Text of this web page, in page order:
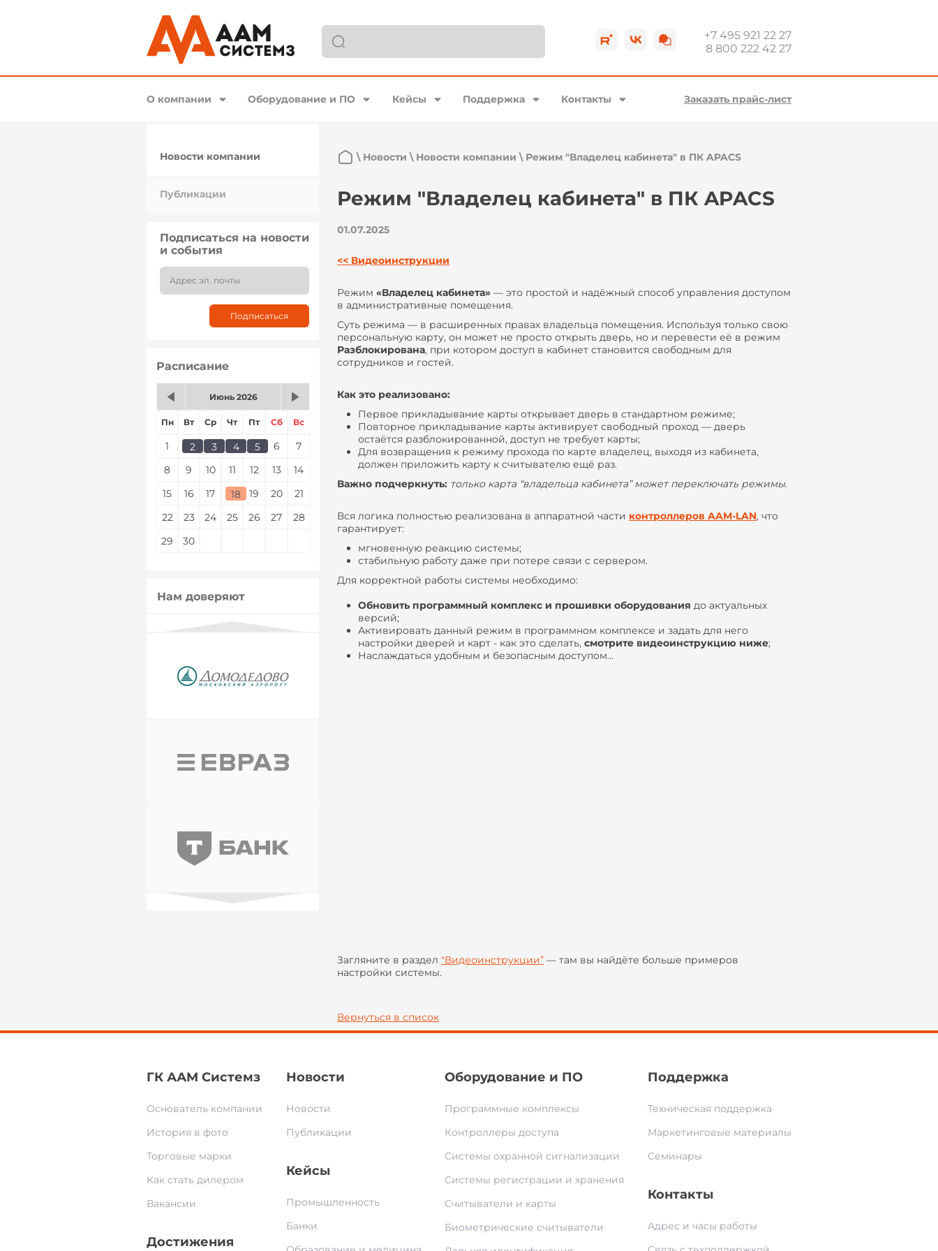
+7 495 921 22 27
8 800 222 42 27
О компании Оборудование и ПО Кейсы Поддержка Контакты Заказать прайс-лист
Новости компании
Публикации
Подписаться на новости
и события
Расписание
Июнь 2026
Пн Вт Ср Чт Пт Сб Вс
1 22 33 44 55 6
7
8
9 10 11 12 13
14
15
16 17 18
18 19 20
21
22
23 24 25 26 27
28
29
30
Нам доверяют
\ Новости \ Новости компании \ Режим "Владелец кабинета" в ПК APACS
Режим "Владелец кабинета" в ПК APACS
01.07.2025
<< Видеоинструкции
Режим «Владелец кабинета» — это простой и надёжный способ управления доступом
в административные помещения.
Суть режима — в расширенных правах владельца помещения. Используя только свою
персональную карту, он может не просто открыть дверь, но и перевести её в режим
Разблокирована, при котором доступ в кабинет становится свободным для
сотрудников и гостей.
Как это реализовано:
Первое прикладывание карты открывает дверь в стандартном режиме;
Повторное прикладывание карты активирует свободный проход — дверь
остаётся разблокированной, доступ не требует карты;
Для возвращения к режиму прохода по карте владелец, выходя из кабинета,
должен приложить карту к считывателю ещё раз.
Важно подчеркнуть: только карта “владельца кабинета” может переключать режимы.
Вся логика полностью реализована в аппаратной части контроллеров AAM-LAN, что
гарантирует:
мгновенную реакцию системы;
стабильную работу даже при потере связи с сервером.
Для корректной работы системы необходимо:
Обновить программный комплекс и прошивки оборудования до актуальных
версий;
Активировать данный режим в программном комплексе и задать для него
настройки дверей и карт - как это сделать, смотрите видеоинструкцию ниже;
Наслаждаться удобным и безопасным доступом...
Загляните в раздел "Видеоинструкции” — там вы найдёте больше примеров
настройки системы.
Вернуться в список
ГК ААМ Системз
Основатель компании
История в фото
Торговые марки
Как стать дилером
Вакансии
Достижения
Новости
Новости
Публикации
Кейсы
Промышленность
Банки
Оборудование и ПО
Программные комплексы
Контроллеры доступа
Системы охранной сигнализации
Системы регистрации и хранения
Считыватели и карты
Биометрические считыватели
Поддержка
Техническая поддержка
Маркетинговые материалы
Семинары
Контакты
Адрес и часы работы